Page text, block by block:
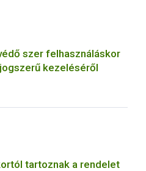
szer felhasználáskor
kezeléséről
tartoznak a rendelet